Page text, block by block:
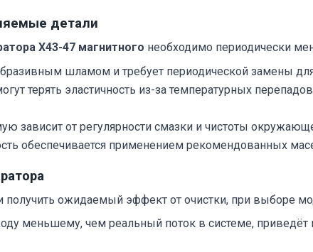
детали
Х43-47 магнитного необходимо периодически
шламом и требует периодической замены для
терять эластичность из-за температурных
зависит от регулярности смазки и чистоты
обеспечивается применением рекомендованных
получить ожидаемый эффект от очистки, при выборе
меньшему, чем реальный поток в системе,